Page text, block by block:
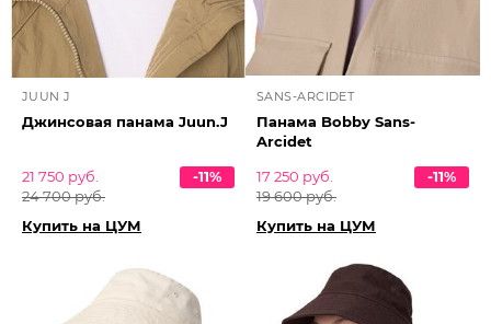
JUUN J
Джинсовая панама Juun.J
21 750 руб.
24 700 руб.
-11%
Купить на ЦУМ
SANS-ARCIDET
Панама Bobby Sans-
Arcidet
17 250 руб.
19 600 руб.
-11%
Купить на ЦУМ